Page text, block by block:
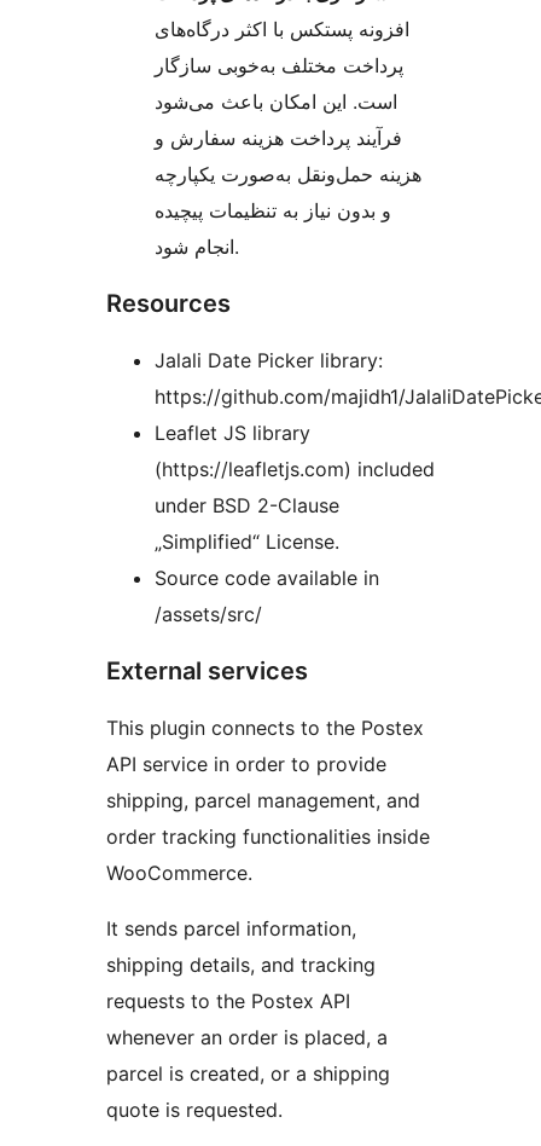
افزونه پستکس با اکثر درگاه‌های
پرداخت مختلف به‌خوبی سازگار
است. این امکان باعث می‌شود
فرآیند پرداخت هزینه سفارش و
هزینه حمل‌ونقل به‌صورت یکپارچه
و بدون نیاز به تنظیمات پیچیده
انجام شود.
Resources
Jalali Date Picker library:
https://github.com/majidh1/
Leaflet JS library
(https://leafletjs.com) included
under BSD 2-Clause
„Simplified“ License.
Source code available in
/assets/src/
External services
This plugin connects to the Postex
API service in order to provide
shipping, parcel management, and
order tracking functionalities inside
WooCommerce.
It sends parcel information,
shipping details, and tracking
requests to the Postex API
whenever an order is placed, a
parcel is created, or a shipping
quote is requested.